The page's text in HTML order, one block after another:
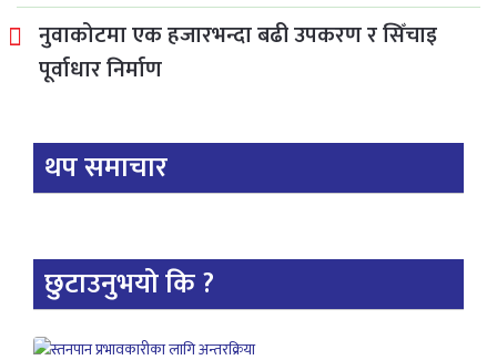
नुवाकोटमा एक हजारभन्दा बढी उपकरण र सिँचाइ
पूर्वाधार निर्माण
थप समाचार
छुटाउनुभयो कि ?